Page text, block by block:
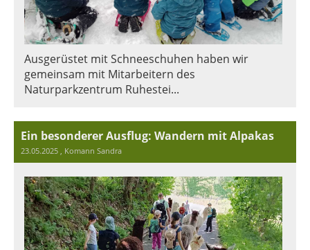
Ausgerüstet mit Schneeschuhen haben wir
gemeinsam mit Mitarbeitern des
Naturparkzentrum Ruhestei...
Ein besonderer Ausflug: Wandern mit Alpakas
23.05.2025 , Komann Sandra